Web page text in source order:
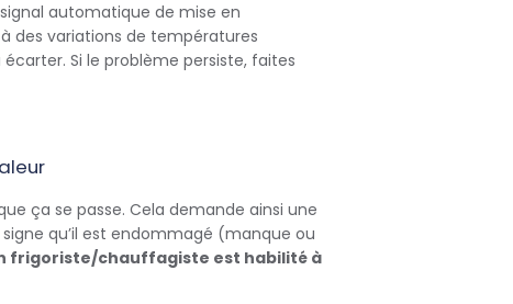
automatique de mise en
des variations de températures
Si le problème persiste, faites
ça se passe. Cela demande ainsi une
qu’il est endommagé (manque ou
frigoriste/chauffagiste est habilité à